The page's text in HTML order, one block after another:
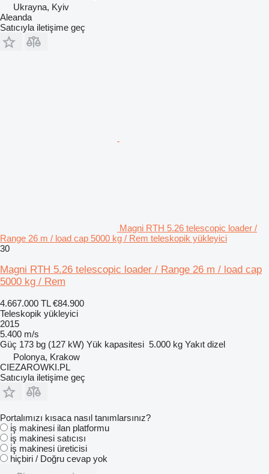
Ukrayna, Kyiv
Aleanda
Satıcıyla iletişime geç
Magni RTH 5.26 telescopic loader /
Range 26 m / load cap 5000 kg / Rem teleskopik yükleyici
30
Magni RTH 5.26 telescopic loader / Range 26 m / load cap
5000 kg / Rem
4.667.000 TL €84.900
Teleskopik yükleyici
2015
5.400 m/s
Güç 173 bg (127 kW) Yük kapasitesi 5.000 kg Yakıt dizel
Polonya, Krakow
CIEZAROWKI.PL
Satıcıyla iletişime geç
Portalımızı kısaca nasıl tanımlarsınız?
i̇ş makinesi ilan platformu
i̇ş makinesi satıcısı
i̇ş makinesi üreticisi
hiçbiri / Doğru cevap yok